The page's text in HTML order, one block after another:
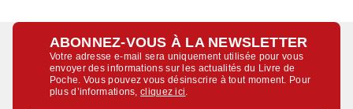
ABONNEZ-VOUS À LA NEWSLETTER
Votre adresse e-mail sera uniquement utilisée pour vous
envoyer des informations sur les actualités du Livre de
Poche. Vous pouvez vous désinscrire à tout moment. Pour
plus d’informations,cliquez ici